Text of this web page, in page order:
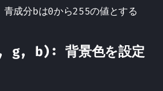
成分bは0から255の値とする
g, b): 背景色を設定